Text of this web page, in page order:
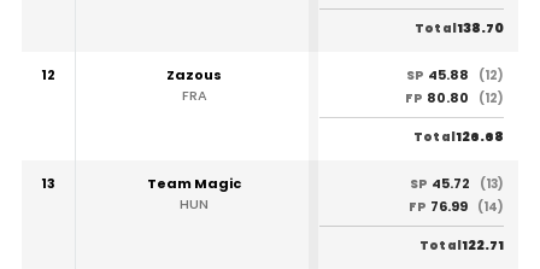
Total138.70
12
Zazous
FRA
SP 45.88
(12)
FP 80.80 (12)
Total126.68
13
Team Magic
HUN
SP 45.72
(13)
FP 76.99 (14)
Total122.71